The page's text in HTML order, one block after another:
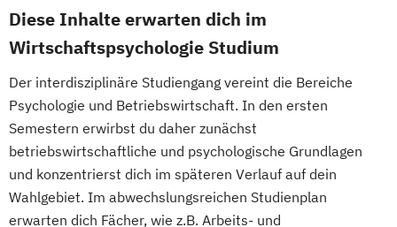
Diese Inhalte erwarten dich im
Wirtschaftspsychologie Studium
Der interdisziplinäre Studiengang vereint die Bereiche
Psychologie und Betriebswirtschaft. In den ersten
Semestern erwirbst du daher zunächst
betriebswirtschaftliche und psychologische Grundlagen
und konzentrierst dich im späteren Verlauf auf dein
Wahlgebiet. Im abwechslungsreichen Studienplan
erwarten dich Fächer, wie z.B. Arbeits- und